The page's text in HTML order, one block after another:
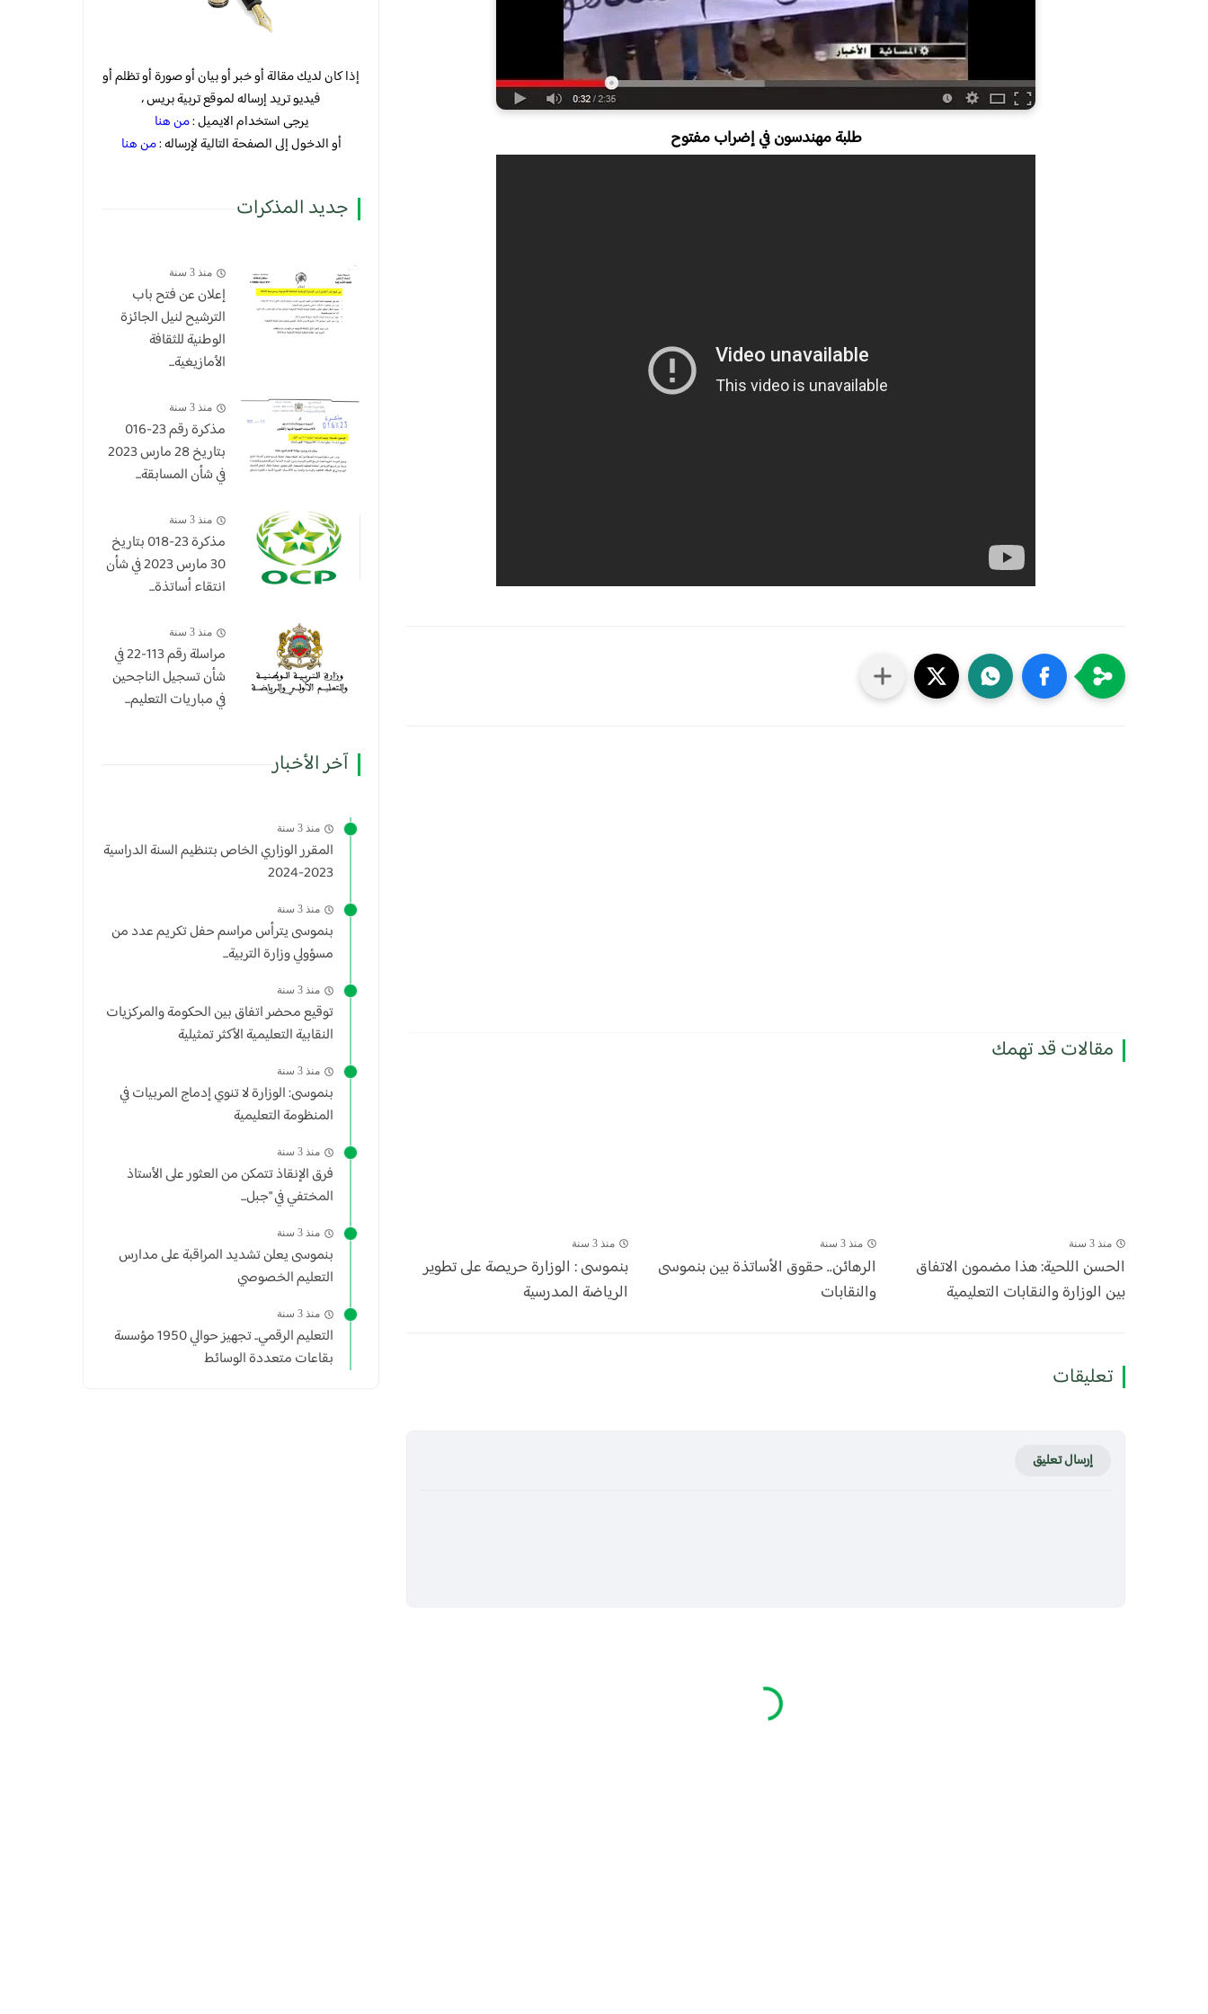
طلبة مهندسون في إضراب مفتوح
مقالات قد تهمك
منذ 3 سنة
الحسن اللحية: هذا مضمون الاتفاق
بين الوزارة والنقابات التعليمية
منذ 3 سنة
الرهائن.. حقوق الأساتذة بين بنموسى
والنقابات
منذ 3 سنة
بنموسى : الوزارة حريصة على تطوير
الرياضة المدرسية
تعليقات
إرسال تعليق
إذا كان لديك مقالة أو خبر أو بيان أو صورة أو تظلم أو
فيديو تريد إرساله لموقع تربية بريس ،
يرجى استخدام الايميل :من هنا
أو الدخول إلى الصفحة التالية لإرساله :من هنا
جديد المذكرات
منذ 3 سنة
إعلان عن فتح باب
الترشيح لنيل الجائزة
الوطنية للثقافة
الأمازيغية...
منذ 3 سنة
مذكرة رقم 23-016
بتاريخ 28 مارس 2023
في شأن المسابقة...
منذ 3 سنة
​مذكرة 23-018 بتاريخ
30 مارس 2023 في شأن
انتقاء أساتذة...
منذ 3 سنة
مراسلة رقم 113-22 في
شأن تسجيل الناجحين
في مباريات التعليم...
آخر الأخبار
منذ 3 سنة
المقرر الوزاري الخاص بتنظيم السنة الدراسية
2023-2024
منذ 3 سنة
بنموسى يترأس مراسم حفل تكريم عدد من
مسؤولي وزارة التربية...
منذ 3 سنة
توقيع محضر اتفاق بين الحكومة والمركزيات
النقابية التعليمية الأكثر تمثيلية
منذ 3 سنة
بنموسى: الوزارة لا تنوي إدماج المربيات في
المنظومة التعليمية
منذ 3 سنة
فرق الإنقاذ تتمكن من العثور على الأستاذ
المختفي في "جبل...
منذ 3 سنة
بنموسى يعلن تشديد المراقبة على مدارس
التعليم الخصوصي
منذ 3 سنة
التعليم الرقمي.. تجهيز حوالي 1950 مؤسسة
بقاعات متعددة الوسائط